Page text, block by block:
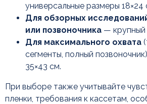
универсальные размеры 18×24
Для обзорных
или позвоночника — крупный
Для максимального охвата
сегменты, полный
35×43 см.
При выборе также учитывайте
пленки, требования к кассетам,